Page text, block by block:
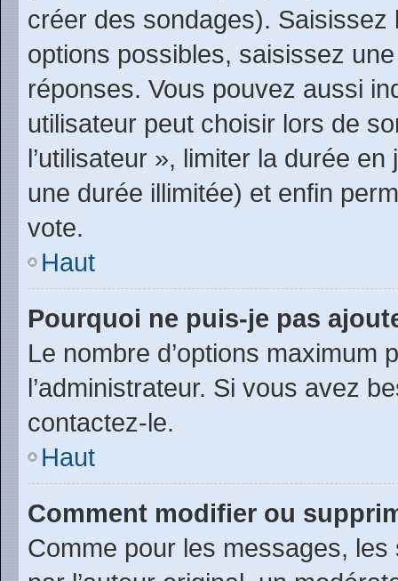
créer des sondages).
options possibles, saisissez
réponses. Vous pouvez aussi
utilisateur peut choisir lors de
l’utilisateur », limiter la durée
une durée illimitée) et enfin
vote.
Haut
Pourquoi ne puis-je pas
Le nombre d’options maximum
l’administrateur. Si vous avez
contactez-le.
Haut
Comment modifier ou
Comme pour les messages,